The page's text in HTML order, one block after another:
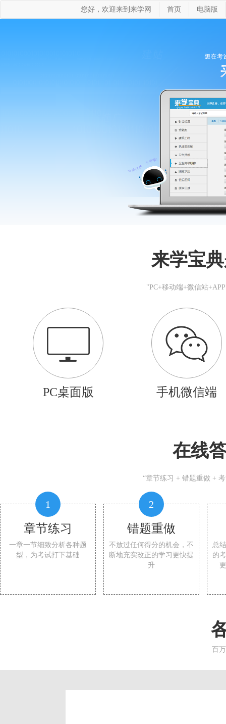
您好，欢迎来到来学网 首页 电脑版
来学宝
"PC+移动端+微信站
PC桌面版 手机微信端
在线
“章节练习 + 错题重做 +
1
章节练习
一章一节细致分析各种题
型，为考试打下基础
2
错题重做
不放过任何得分的机会，不
断地充实改正的学习更快提
升
总
的
百